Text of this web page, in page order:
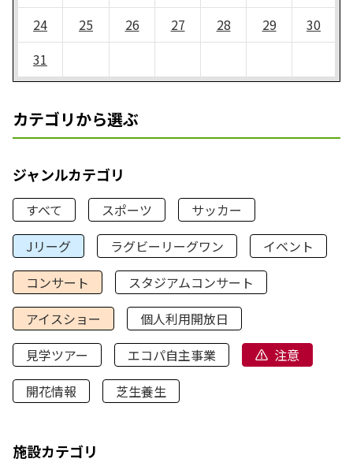
24
25 26 27 28 29
30
31
カテゴリから選ぶ
ジャンルカテゴリ
すべて スポーツ
サッカー
Jリーグ
ラグビーリーグワン
イベント
コンサート
スタジアムコンサート
アイスショー
個人利用開放日
見学ツアー
エコパ自主事業
注意
開花情報
芝生養生
施設カテゴリ